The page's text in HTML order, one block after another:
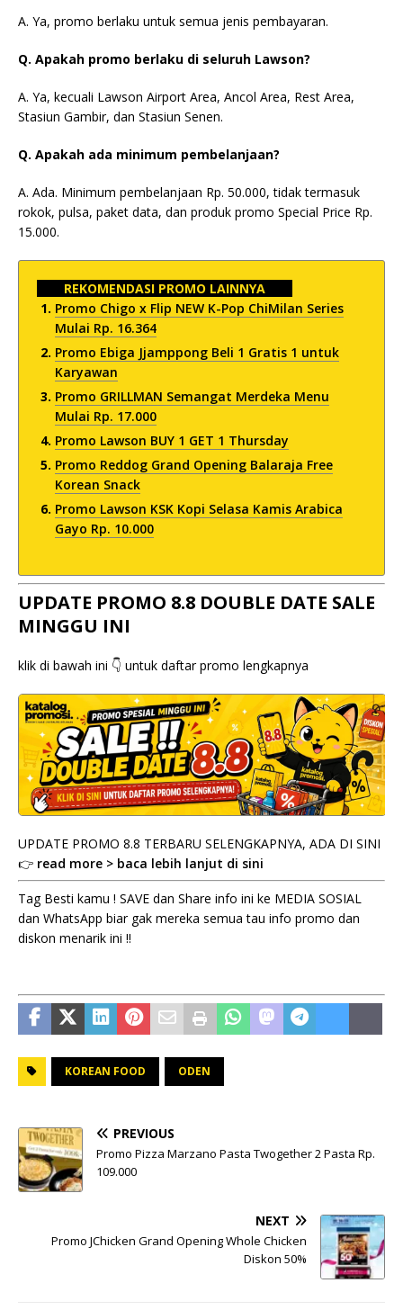
A. Ya, promo berlaku untuk semua jenis pembayaran.
Q. Apakah promo berlaku di seluruh Lawson?
A. Ya, kecuali Lawson Airport Area, Ancol Area, Rest Area,
Stasiun Gambir, dan Stasiun Senen.
Q. Apakah ada minimum pembelanjaan?
A. Ada. Minimum pembelanjaan Rp. 50.000, tidak termasuk
rokok, pulsa, paket data, dan produk promo Special Price Rp.
15.000.
REKOMENDASI PROMO LAINNYA
Promo Chigo x Flip NEW K-Pop ChiMilan Series
Mulai Rp. 16.364
Promo Ebiga Jjamppong Beli 1 Gratis 1 untuk
Karyawan
Promo GRILLMAN Semangat Merdeka Menu
Mulai Rp. 17.000
Promo Lawson BUY 1 GET 1 Thursday
Promo Reddog Grand Opening Balaraja Free
Korean Snack
Promo Lawson KSK Kopi Selasa Kamis Arabica
Gayo Rp. 10.000
UPDATE PROMO 8.8 DOUBLE DATE SALE
MINGGU INI
klik di bawah ini 👇 untuk daftar promo lengkapnya
UPDATE PROMO 8.8 TERBARU SELENGKAPNYA, ADA DI SINI
👉 read more > baca lebih lanjut di sini
Tag Besti kamu ! SAVE dan Share info ini ke MEDIA SOSIAL
dan WhatsApp biar gak mereka semua tau info promo dan
diskon menarik ini !!
KOREAN FOOD ODEN
PREVIOUS
Promo Pizza Marzano Pasta Twogether 2 Pasta Rp.
109.000
NEXT
Promo JChicken Grand Opening Whole Chicken
Diskon 50%